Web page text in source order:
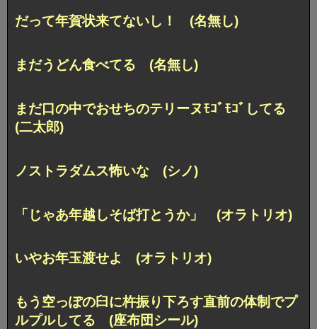
だって年賀状来てないし！ (名無し)
まだうどん食べてる (名無し)
まだ口の中でおせちのテリーヌﾓｺﾞﾓｺﾞしてる
(二太郎)
ノストラダムス怖いな (シノ)
「じゃあ年越しそば打とうか」 (オラトリオ)
いやお年玉渡せよ (オラトリオ)
もう空っぽの臼に杵振り下ろす直前の体制でプ
ルプルしてる (座布団シール)